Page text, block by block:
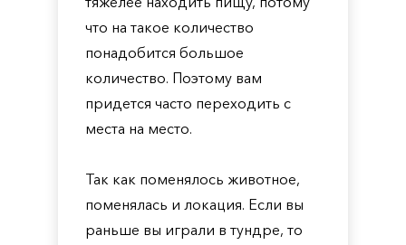
что на такое количество
понадобится большое
количество. Поэтому вам
придется часто переходить с
места на место.
Так как поменялось животное,
поменялась и локация. Если вы
раньше вы играли в тундре, то